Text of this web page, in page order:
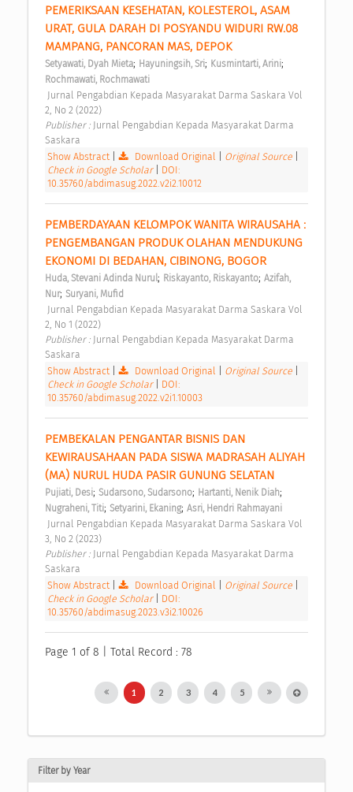
PEMERIKSAAN KESEHATAN, KOLESTEROL, ASAM
URAT, GULA DARAH DI POSYANDU WIDURI RW.08
MAMPANG, PANCORAN MAS, DEPOK
Setyawati, Dyah Mieta; Hayuningsih, Sri; Kusmintarti, Arini;
Rochmawati, Rochmawati
2, No 2 (2022)
Publisher : Jurnal Pengabdian Kepada Masyarakat Darma
Saskara
Show Abstract
Download Original Original Source
Check in Google Scholar
DOI:
10.35760/abdimasug.2022.v2i2.10012
PEMBERDAYAAN KELOMPOK WANITA WIRAUSAHA :
PENGEMBANGAN PRODUK OLAHAN MENDUKUNG
EKONOMI DI BEDAHAN, CIBINONG, BOGOR
Huda, Stevani Adinda Nurul; Riskayanto, Riskayanto; Azifah,
Nur; Suryani, Mufid
2, No 1 (2022)
Publisher : Jurnal Pengabdian Kepada Masyarakat Darma
Saskara
Show Abstract
Download Original Original Source
Check in Google Scholar
DOI:
10.35760/abdimasug.2022.v2i1.10003
PEMBEKALAN PENGANTAR BISNIS DAN
KEWIRAUSAHAAN PADA SISWA MADRASAH ALIYAH
(MA) NURUL HUDA PASIR GUNUNG SELATAN
Pujiati, Desi; Sudarsono, Sudarsono; Hartanti, Nenik Diah;
Nugraheni, Titi; Setyarini, Ekaning; Asri, Hendri Rahmayani
3, No 2 (2023)
Publisher : Jurnal Pengabdian Kepada Masyarakat Darma
Saskara
Show Abstract
Download Original Original Source
Check in Google Scholar
DOI:
10.35760/abdimasug.2023.v3i2.10026
Page 1 of 8 | Total Record : 78
1 2 3 4 5
Filter by Year